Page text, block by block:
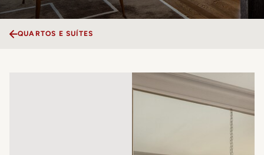
QUARTOS E SUÍTES